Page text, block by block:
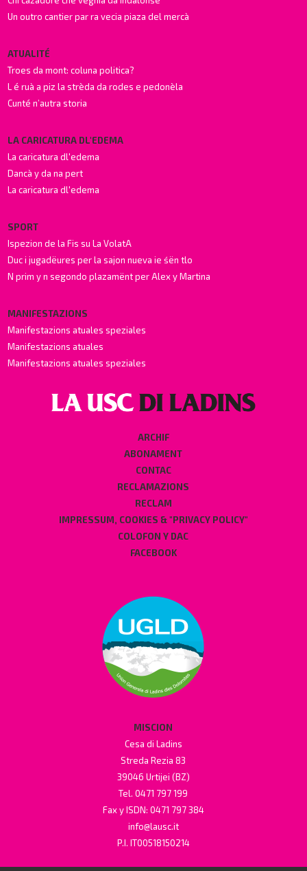
Un outro cantier par ra vecia piaza del mercà
ATUALITÉ
Troes da mont: coluna politica?
L é ruà a piz la strèda da rodes e pedonèla
Cunté n’autra storia
LA CARICATURA DL'EDEMA
La caricatura dl'edema
Dancà y da na pert
La caricatura dl'edema
SPORT
Ispezion de la Fis su La VolatA
Duc i jugadëures per la sajon nueva ie śën tlo
N prim y n segondo plazamënt per Alex y Martina
MANIFESTAZIONS
Manifestazions atuales speziales
Manifestazions atuales
Manifestazions atuales speziales
ARCHIF
ABONAMENT
CONTAC
RECLAMAZIONS
RECLAM
IMPRESSUM, COOKIES & "PRIVACY POLICY"
COLOFON Y DAC
FACEBOOK
MISCION
Cesa di Ladins
Streda Rezia 83
39046 Urtijei (BZ)
Tel. 0471 797 199
Fax y ISDN: 0471 797 384
info@lausc.it
P.I. IT00518150214